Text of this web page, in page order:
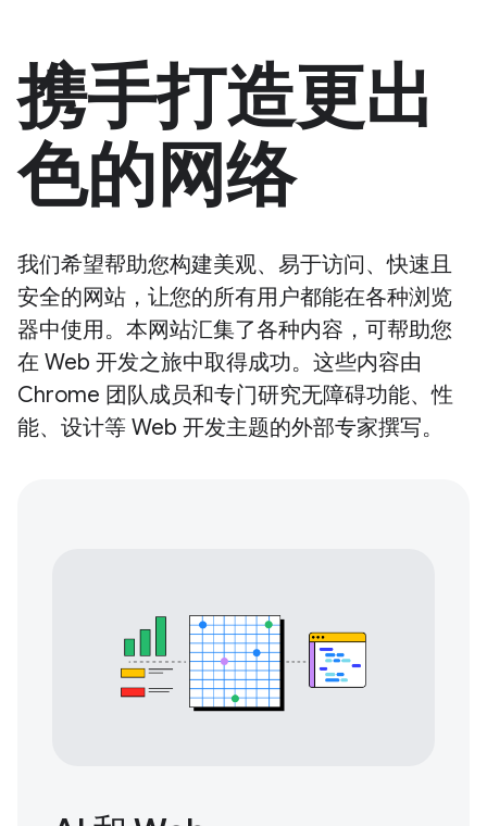
携手打造更出
色的网络
我们希望帮助您构建美观、易于访问、快速且
安全的网站，让您的所有用户都能在各种浏览
器中使用。本网站汇集了各种内容，可帮助您
在 Web 开发之旅中取得成功。这些内容由
Chrome 团队成员和专门研究无障碍功能、性
能、设计等 Web 开发主题的外部专家撰写。